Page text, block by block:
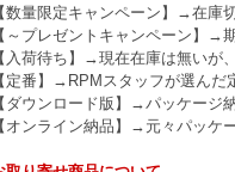
数量限定キャンペーン】→在庫
～プレゼントキャンペーン】→
入荷待ち】→現在在庫は無いが
定番】→RPMスタッフが選んだ
ダウンロード版】→パッケージ
オンライン納品】→元々パッケ